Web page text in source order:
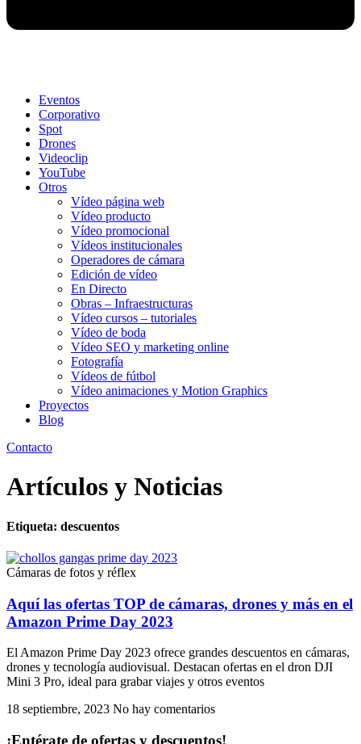
Eventos
Corporativo
Spot
Drones
Videoclip
YouTube
Otros
Vídeo página web
Vídeo producto
Vídeo promocional
Vídeos institucionales
Operadores de cámara
Edición de vídeo
En Directo
Obras – Infraestructuras
Vídeo cursos – tutoriales
Vídeo de boda
Vídeo SEO y marketing online
Fotografía
Vídeos de fútbol
Vídeo animaciones y Motion Graphics
Proyectos
Blog
Contacto
Artículos y Noticias
Etiqueta: descuentos
Cámaras de fotos y réflex
Aquí las ofertas TOP de cámaras, drones y más en el
Amazon Prime Day 2023
El Amazon Prime Day 2023 ofrece grandes descuentos en cámaras,
drones y tecnología audiovisual. Destacan ofertas en el dron DJI
Mini 3 Pro, ideal para grabar viajes y otros eventos
18 septiembre, 2023 No hay comentarios
¡Entérate de ofertas y descuentos!